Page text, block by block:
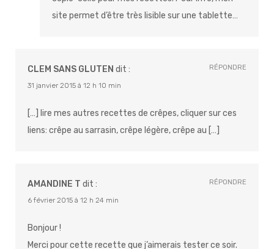
site permet d’être très lisible sur une tablette…
CLEM SANS GLUTEN dit :
31 janvier 2015 à 12 h 10 min
[…] lire mes autres recettes de crêpes, cliquer sur ces
liens: crêpe au sarrasin, crêpe légère, crêpe au […]
RÉPONDRE
AMANDINE T dit :
6 février 2015 à 12 h 24 min
Bonjour !
Merci pour cette recette que j’aimerais tester ce soir.
RÉPONDRE